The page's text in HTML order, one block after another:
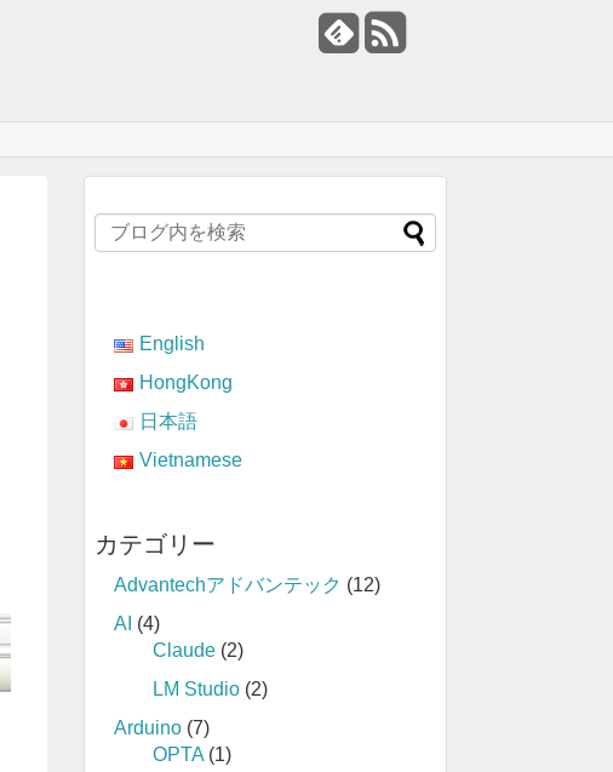
English
HongKong
日本語
Vietnamese
カテゴリー
Advantechアドバンテック (12)
AI (4)
Claude (2)
LM Studio (2)
Arduino (7)
OPTA (1)